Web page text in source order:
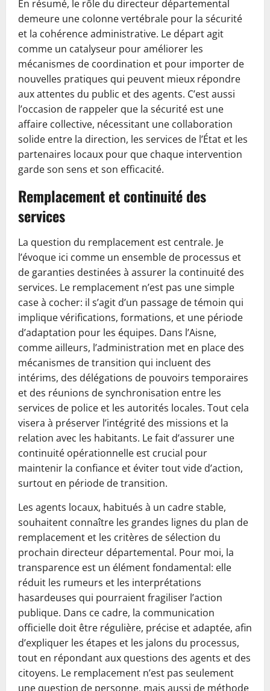
En résumé, le rôle du directeur départemental
demeure une colonne vertébrale pour la sécurité
et la cohérence administrative. Le départ agit
comme un catalyseur pour améliorer les
mécanismes de coordination et pour importer de
nouvelles pratiques qui peuvent mieux répondre
aux attentes du public et des agents. C’est aussi
l’occasion de rappeler que la sécurité est une
affaire collective, nécessitant une collaboration
solide entre la direction, les services de l’État et les
partenaires locaux pour que chaque intervention
garde son sens et son efficacité.
Remplacement et continuité des
services
La question du remplacement est centrale. Je
l’évoque ici comme un ensemble de processus et
de garanties destinées à assurer la continuité des
services. Le remplacement n’est pas une simple
case à cocher: il s’agit d’un passage de témoin qui
implique vérifications, formations, et une période
d’adaptation pour les équipes. Dans l’Aisne,
comme ailleurs, l’administration met en place des
mécanismes de transition qui incluent des
intérims, des délégations de pouvoirs temporaires
et des réunions de synchronisation entre les
services de police et les autorités locales. Tout cela
visera à préserver l’intégrité des missions et la
relation avec les habitants. Le fait d’assurer une
continuité opérationnelle est crucial pour
maintenir la confiance et éviter tout vide d’action,
surtout en période de transition.
Les agents locaux, habitués à un cadre stable,
souhaitent connaître les grandes lignes du plan de
remplacement et les critères de sélection du
prochain directeur départemental. Pour moi, la
transparence est un élément fondamental: elle
réduit les rumeurs et les interprétations
hasardeuses qui pourraient fragiliser l’action
publique. Dans ce cadre, la communication
officielle doit être régulière, précise et adaptée, afin
d’expliquer les étapes et les jalons du processus,
tout en répondant aux questions des agents et des
citoyens. Le remplacement n’est pas seulement
une question de personne, mais aussi de méthode